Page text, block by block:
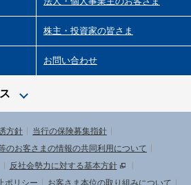
株主・投資家の皆さま
お問い合わせ
方針
当行の保険募集指針
のお客さまの情報の共同利用について
反社会勢力に対する基本方針
ポリシー
お客さま本位の取り組みについて